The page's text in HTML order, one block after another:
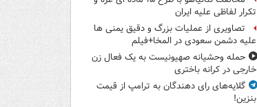
تکرار لفاظی علیه ایران
تصاویری از عملیات بزرگ و دقیق یمنی ها
علیه دشمن سعودی در المخا+فیلم
حمله وحشیانه صهیونیست به یک فعال زن
خارجی در کرانه باختری
گلایه‌های رای دهندگان به ترامپ از قیمت
بنزین!